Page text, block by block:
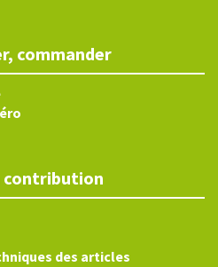
commander
contribution
des articles